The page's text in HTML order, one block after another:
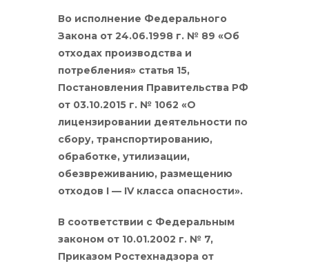
Во исполнение Федерального
Закона от 24.06.1998 г. № 89 «Об
отходах производства и
потребления» статья 15,
Постановления Правительства РФ
от 03.10.2015 г. № 1062 «О
лицензировании деятельности по
сбору, транспортированию,
обработке, утилизации,
обезвреживанию, размещению
отходов I — IV класса опасности».
В соответствии с Федеральным
законом от 10.01.2002 г. № 7,
Приказом Ростехнадзора от